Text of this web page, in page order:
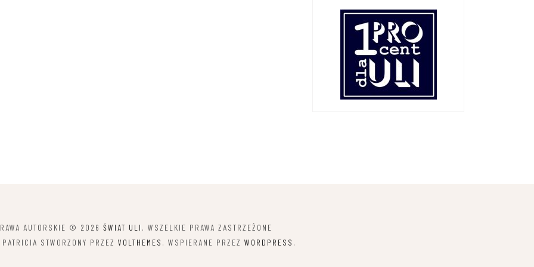
AUTORSKIE © 2026 ŚWIAT ULI . WSZELKIE PRAWA ZASTRZEŻONE
PATRICIA STWORZONY PRZEZ VOLTHEMES . WSPIERANE PRZEZ WORDPRESS .